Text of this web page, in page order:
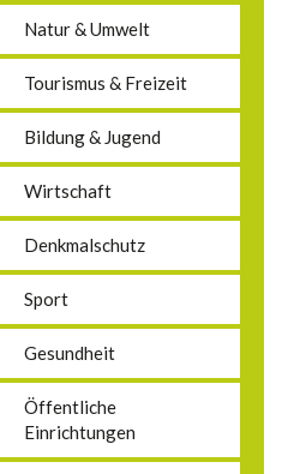
Natur & Umwelt
Tourismus & Freizeit
Bildung & Jugend
Wirtschaft
Denkmalschutz
Sport
Gesundheit
Öffentliche
Einrichtungen